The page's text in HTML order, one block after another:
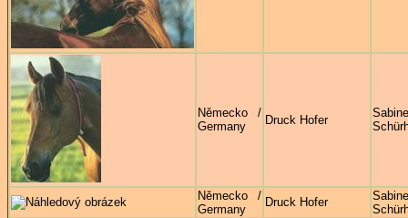
Německo /
Germany
Druck Hofer
Sabine
Německo /
Germany
Druck Hofer
Sabine